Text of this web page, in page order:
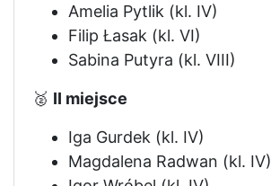
Amelia Pytlik (kl. IV)
Filip Łasak (kl. VI)
Sabina Putyra (kl. VIII)
🥈 II miejsce
Iga Gurdek (kl. IV)
Magdalena Radwan (kl. IV)